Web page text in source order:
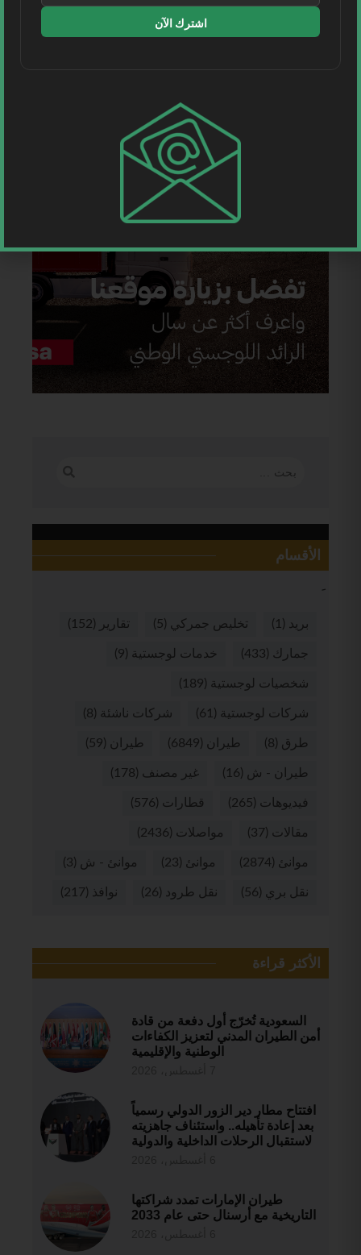
الأقسام
بريد (1) تخليص جمركي (5) تقارير (152)
جمارك (433) خدمات لوجستية (9)
شخصيات لوجستية (189)
شركات لوجستية (61) شركات ناشئة (8)
طرق (8) طيران (6849) طيران (59)
طيران - ش (16) غير مصنف (178)
فيديوهات (265) قطارات (576)
مقالات (37) مواصلات (2436)
موانئ (2874) موانئ (23) موانئ - ش (3)
نقل بري (56) نقل طرود (26) نوافذ (217)
الأكثر قراءة
السعودية تُخرّج أول دفعة من قادة
أمن الطيران المدني لتعزيز الكفاءات
الوطنية والإقليمية
افتتاح مطار دير الزور الدولي رسمياً
بعد إعادة تأهيله.. واستئناف جاهزيته
لاستقبال الرحلات الداخلية والدولية
طيران الإمارات تمدد شراكتها
التاريخية مع أرسنال حتى عام 2033
اشترك الآن